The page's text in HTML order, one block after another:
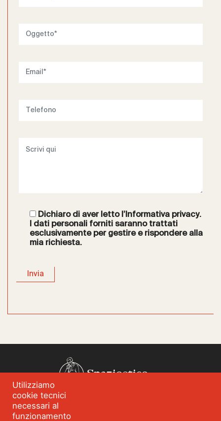
Dichiaro di aver letto l’Informativa privacy.
I dati personali forniti saranno trattati
esclusivamente per gestire e rispondere alla
mia richiesta.
Spazioetico
Chi siamo
Blog
Utilizziamo
cookie tecnici
necessari al
funzionamento